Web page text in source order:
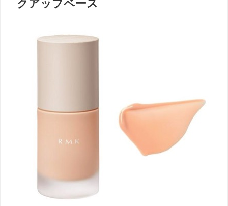
クアップベース